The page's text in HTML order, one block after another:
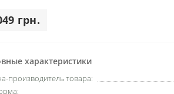
грн.
характеристики
производитель товара: